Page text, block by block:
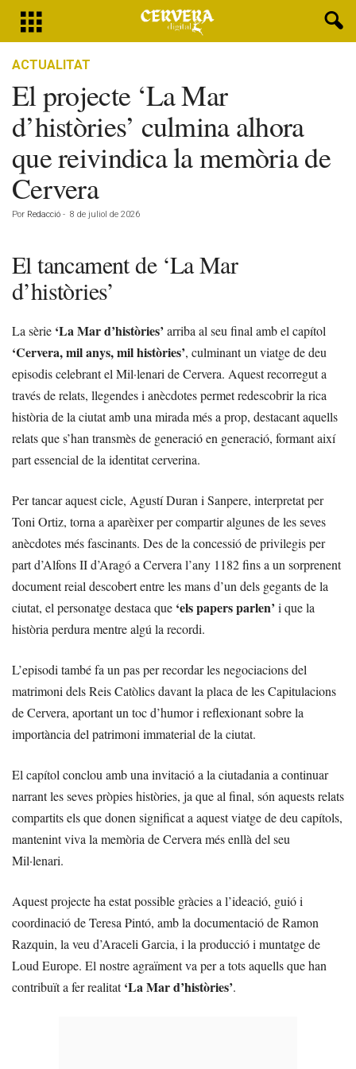
ACTUALITAT
El projecte ‘La Mar
d’històries’ culmina alhora
que reivindica la memòria de
Cervera
Por Redacció - 8 de juliol de 2026
El tancament de ‘La Mar
d’històries’
La sèrie ‘La Mar d’històries’ arriba al seu final amb el capítol
‘Cervera, mil anys, mil històries’, culminant un viatge de deu
episodis celebrant el Mil·lenari de Cervera. Aquest recorregut a
través de relats, llegendes i anècdotes permet redescobrir la rica
història de la ciutat amb una mirada més a prop, destacant aquells
relats que s’han transmès de generació en generació, formant així
part essencial de la identitat cerverina.
Per tancar aquest cicle, Agustí Duran i Sanpere, interpretat per
Toni Ortiz, torna a aparèixer per compartir algunes de les seves
anècdotes més fascinants. Des de la concessió de privilegis per
part d’Alfons II d’Aragó a Cervera l’any 1182 fins a un sorprenent
document reial descobert entre les mans d’un dels gegants de la
ciutat, el personatge destaca que ‘els papers parlen’ i que la
història perdura mentre algú la recordi.
L’episodi també fa un pas per recordar les negociacions del
matrimoni dels Reis Catòlics davant la placa de les Capitulacions
de Cervera, aportant un toc d’humor i reflexionant sobre la
importància del patrimoni immaterial de la ciutat.
El capítol conclou amb una invitació a la ciutadania a continuar
narrant les seves pròpies històries, ja que al final, són aquests relats
compartits els que donen significat a aquest viatge de deu capítols,
mantenint viva la memòria de Cervera més enllà del seu
Mil·lenari.
Aquest projecte ha estat possible gràcies a l’ideació, guió i
coordinació de Teresa Pintó, amb la documentació de Ramon
Razquin, la veu d’Araceli Garcia, i la producció i muntatge de
Loud Europe. El nostre agraïment va per a tots aquells que han
contribuït a fer realitat‘La Mar d’històries’.